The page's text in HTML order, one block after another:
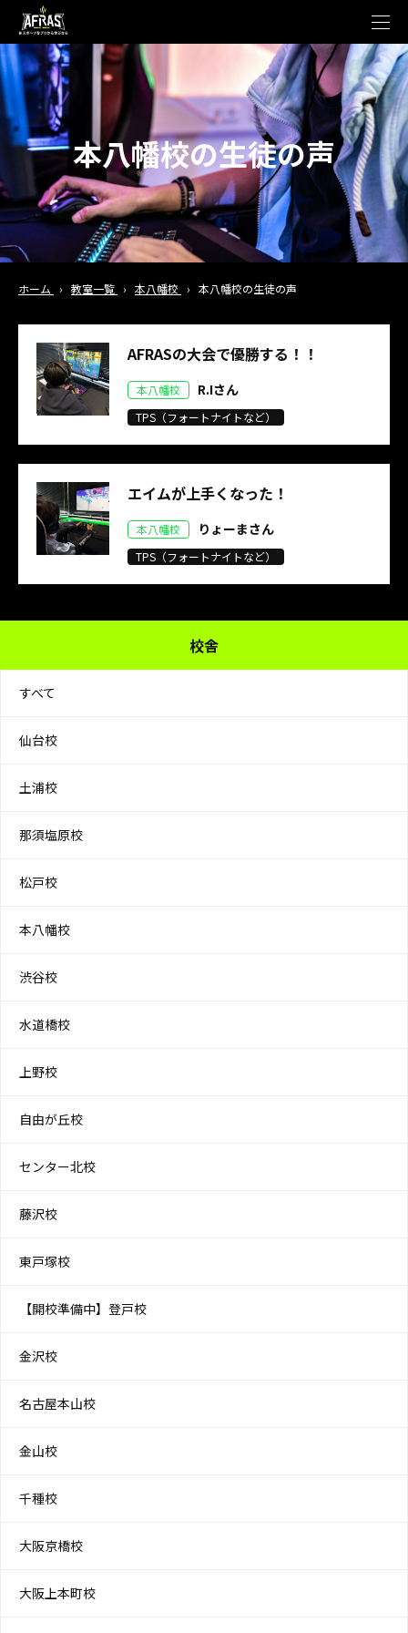
t
g
g
l
e
v
i
t
本八幡校の生徒の声
ホーム › 教室一覧 › 本八幡校 › 本八幡校の生徒の声
AFRASの大会で優勝する！！
本八幡校 R.Iさん
TPS（フォートナイトなど）
エイムが上手くなった！
本八幡校 りょーまさん
TPS（フォートナイトなど）
校舎
すべて
仙台校
土浦校
那須塩原校
松戸校
本八幡校
渋谷校
水道橋校
上野校
自由が丘校
センター北校
藤沢校
東戸塚校
【開校準備中】登戸校
金沢校
名古屋本山校
金山校
千種校
大阪京橋校
大阪上本町校